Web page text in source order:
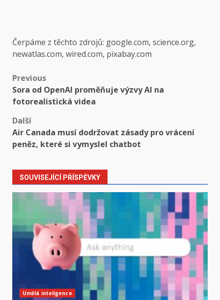
Čerpáme z těchto zdrojů: google.com, science.org,
newatlas.com, wired.com, pixabay.com
Post
navigation
Previous
Sora od OpenAI proměňuje výzvy AI na
fotorealistická videa
Další
Air Canada musí dodržovat zásady pro vrácení
peněz, které si vymyslel chatbot
SOUVISEJÍCÍ PŘÍSPĚVKY
Umělá inteligence